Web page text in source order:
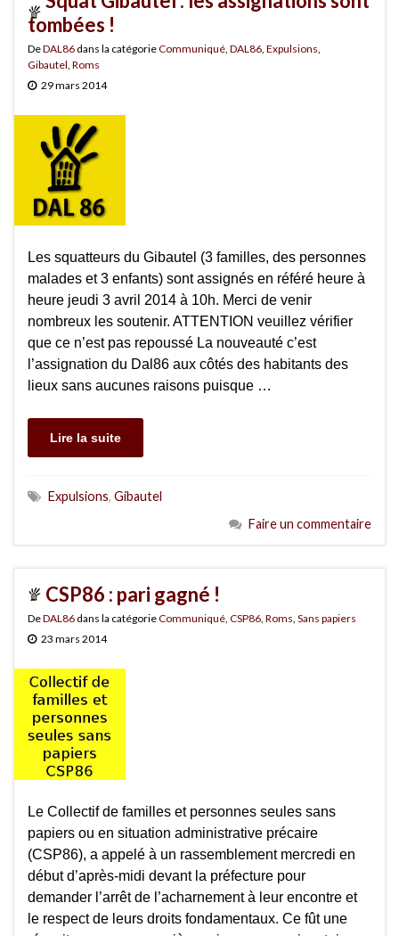
tombées !
DeDAL86 dans la catégorieCommuniqué DAL86 Expulsions
Gibautel Roms
29 mars 2014
Les squatteurs du Gibautel (3 familles, des personnes
malades et 3 enfants) sont assignés en référé heure à
heure jeudi 3 avril 2014 à 10h. Merci de venir
nombreux les soutenir. ATTENTION veuillez vérifier
que ce n’est pas repoussé La nouveauté c’est
l’assignation du Dal86 aux côtés des habitants des
lieux sans aucunes raisons puisque …
Lire la suite
Expulsions, Gibautel
Faire un commentaire
CSP86 : pari gagné !
DeDAL86 dans la catégorieCommuniqué, CSP86, Roms, Sans papiers
23 mars 2014
Le Collectif de familles et personnes seules sans
papiers ou en situation administrative précaire
(CSP86), a appelé à un rassemblement mercredi en
début d’après-midi devant la préfecture pour
demander l’arrêt de l’acharnement à leur encontre et
le respect de leurs droits fondamentaux. Ce fût une